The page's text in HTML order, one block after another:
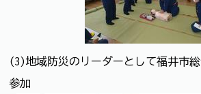
(3)地域防災のリーダーとして福井市
参加